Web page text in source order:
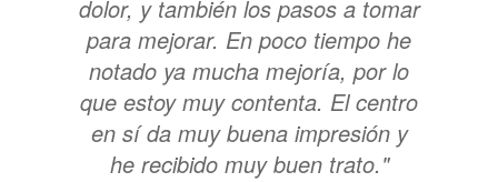
dolor, y también los pasos a tomar
para mejorar. En poco tiempo he
notado ya mucha mejoría, por lo
que estoy muy contenta. El centro
en sí da muy buena impresión y
he recibido muy buen trato."